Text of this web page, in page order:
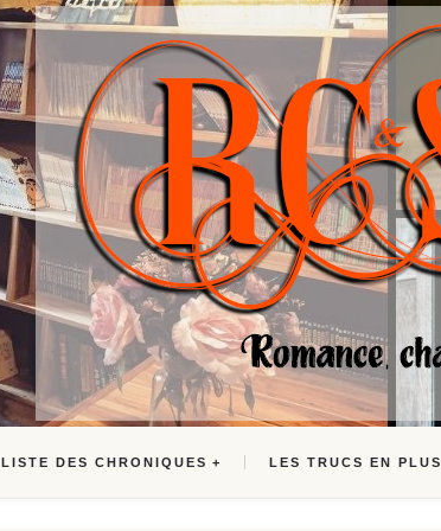
LISTE DES CHRONIQUES LES TRUCS EN PLUS